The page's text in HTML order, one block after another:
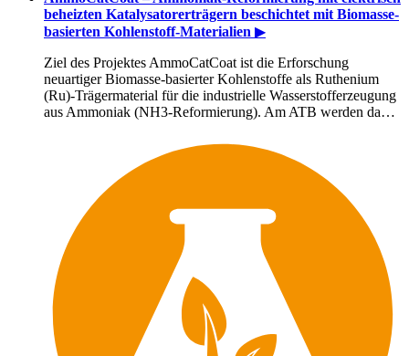
beheizten Katalysatorerträgern beschichtet mit Biomasse-
basierten Kohlenstoff-Materialien ▶
Ziel des Projektes AmmoCatCoat ist die Erforschung
neuartiger Biomasse-basierter Kohlenstoffe als Ruthenium
(Ru)-Trägermaterial für die industrielle Wasserstofferzeugung
aus Ammoniak (NH3-Reformierung). Am ATB werden da…